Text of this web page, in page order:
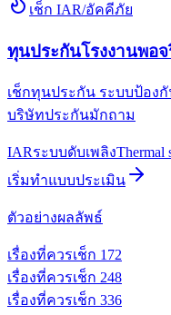
เช็ก IAR/อัคคีภัย
ทุนประกันโรงงานพอ
เช็กทุนประกัน ระบบป้องกั
บริษัทประกันมักถาม
IARระบบดับเพลิงThermal
เริ่มทำแบบประเมิน
ตัวอย่างผลลัพธ์
เรื่องที่ควรเช็ก 1 72
เรื่องที่ควรเช็ก 248
เรื่องที่ควรเช็ก 336